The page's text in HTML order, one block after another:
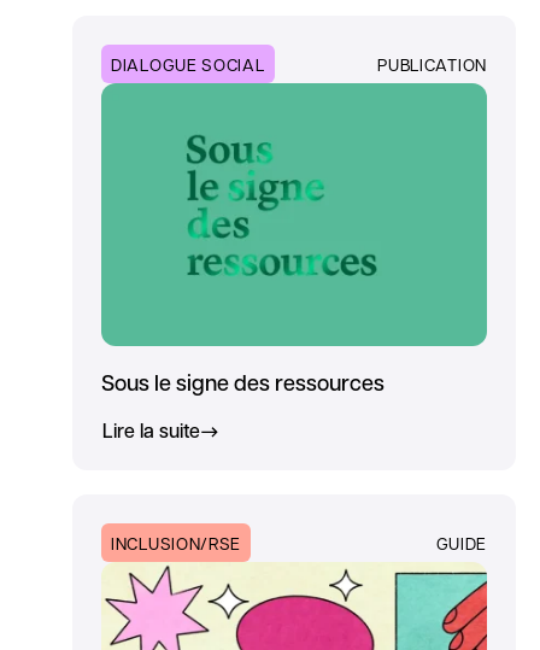
DIALOGUE SOCIAL PUBLICATION
Sous le signe des ressources
Lire la suite
INCLUSION/RSE GUIDE